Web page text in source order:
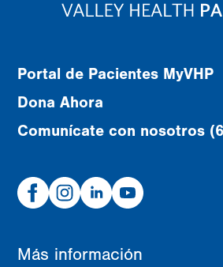
Portal de Pacientes MyVHP
Dona Ahora
Comunícate con nosotros
FacebookInstagramLinked
In
Youtube
Más información